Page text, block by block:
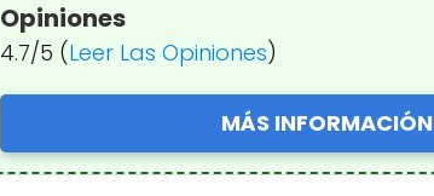
Opiniones
4.7/5 (Leer Las Opiniones)
MÁS INFORMACIÓN